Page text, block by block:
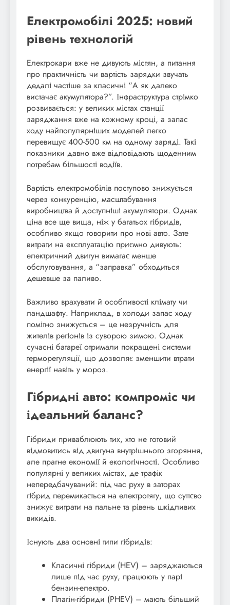
Електромобілі 2025: новий
рівень технологій
Електрокари вже не дивують містян, а питання
про практичність чи вартість зарядки звучать
дедалі частіше за класичні “А як далеко
вистачає акумулятора?”. Інфраструктура стрімко
розвивається: у великих містах станції
заряджання вже на кожному кроці, а запас
ходу найпопулярніших моделей легко
перевищує 400-500 км на одному заряді. Такі
показники давно вже відповідають щоденним
потребам більшості водіїв.
Вартість електромобілів поступово знижується
через конкуренцію, масштабування
виробництва й доступніші акумулятори. Однак
ціна все ще вища, ніж у багатьох гібридів,
особливо якщо говорити про нові авто. Зате
витрати на експлуатацію приємно дивують:
електричний двигун вимагає менше
обслуговування, а “заправка” обходиться
дешевше за паливо.
Важливо врахувати й особливості клімату чи
ландшафту. Наприклад, в холоди запас ходу
помітно знижується – це незручність для
жителів регіонів із суворою зимою. Однак
сучасні батареї отримали покращені системи
терморегуляції, що дозволяє зменшити втрати
енергії навіть у мороз.
Гібридні авто: компроміс чи
ідеальний баланс?
Гібриди приваблюють тих, хто не готовий
відмовитись від двигуна внутрішнього згоряння,
але прагне економії й екологічності. Особливо
популярні у великих містах, де трафік
непередбачуваний: під час руху в заторах
гібрид перемикається на електротягу, що суттєво
знижує витрати на пальне та рівень шкідливих
викидів.
Існують два основні типи гібридів:
Класичні гібриди (HEV) – заряджаються
лише під час руху, працюють у парі
бензин-електро.
Плагін-гібриди (PHEV) – мають більший